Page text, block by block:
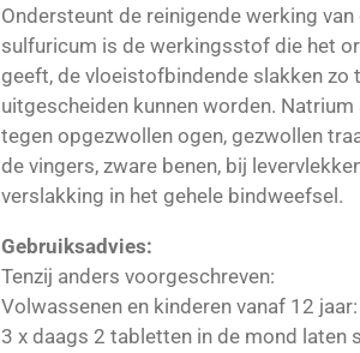
Ondersteunt de reinigende werking van
sulfuricum is de werkingsstof die het
geeft, de vloeistofbindende slakken zo
uitgescheiden kunnen worden.
tegen opgezwollen ogen, gezwollen
de vingers, zware benen, bij
verslakking in het gehele bindweefsel.
Gebruiksadvies:
Tenzij anders voorgeschreven:
Volwassenen en kinderen vanaf 12 jaar:
3 x daags 2 tabletten in de mond laten